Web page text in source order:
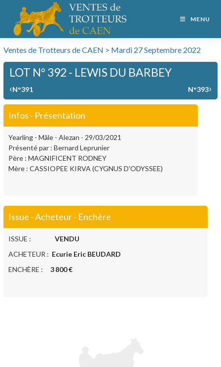
MENU
Ventes de Trotteurs de CAEN > Mardi 27 Septembre 2022
LOT N° 392 - LEWIS DU BARBEY
‹N°391 N°393›
Infos - Présentation
Yearling - Mâle - Alezan - 29/03/2021
Présenté par : Bernard Leprunier
Père : MAGNIFICENT RODNEY
Mère : CASSIOPEE KIRVA (CYGNUS D'ODYSSEE)
Issue - Acheteur - Enchère
ISSUE : VENDU
ACHETEUR : Ecurie Eric BEUDARD
ENCHÈRE : 3 800 €